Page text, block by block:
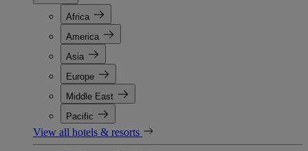
Africa
America
Asia
Europe
Middle East
Pacific
View all hotels & resorts